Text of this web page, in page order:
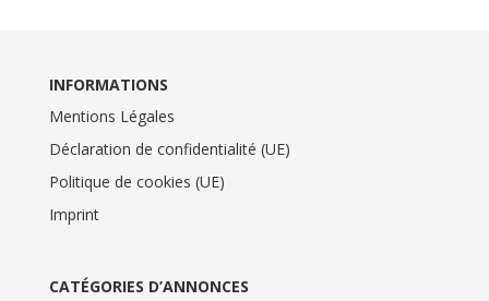
INFORMATIONS
Mentions Légales
Déclaration de confidentialité (UE)
Politique de cookies (UE)
Imprint
CATÉGORIES D’ANNONCES